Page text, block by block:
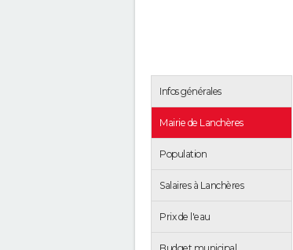
Infos générales
Mairie de Lanchères
Population
Salaires à Lanchères
Prix de l'eau